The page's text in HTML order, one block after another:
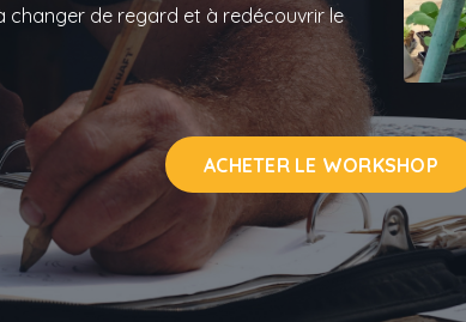
changer de regard et à redécouvrir le
ACHETER LE WORKSHOP